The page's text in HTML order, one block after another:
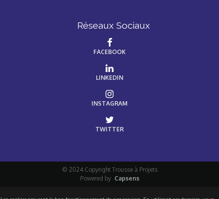
Réseaux Sociaux
FACEBOOK
LINKEDIN
INSTAGRAM
TWITTER
© 2024 Copyright Trousse à Projets
Powered by Capsens